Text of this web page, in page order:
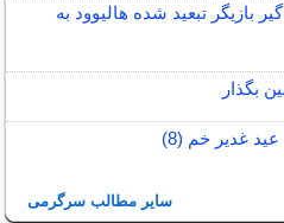
بازیگر تبعید شده هالیوود به
بگذار
غدیر خم (8)
سایر مطالب سرگرمی